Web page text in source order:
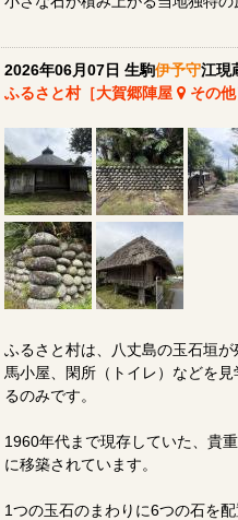
2026年06月07日 生駒伊予守江現
ふるさと村［大賀郷陣屋
その他
ふるさと村は、八丈島の玉石垣
馬小屋、閑所（トイレ）などを
るのみです。
1960年代まで現存していた、貴
に移築されています。
1つの玉石のまわりに6つの石を